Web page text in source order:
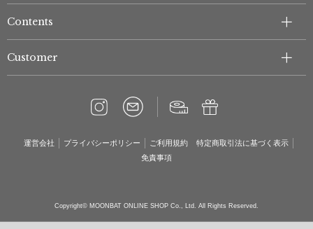
Contents
Customer
運営会社 プライバシーポリシー ご利用規約
特定商取引法に基づく表示
免責事項
Copyright© MOONBAT ONLINE SHOP Co., Ltd. All Rights Reserved.